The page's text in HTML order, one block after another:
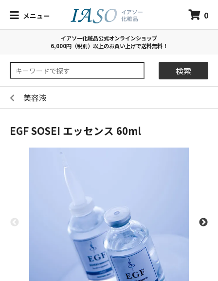
メニュー 0
イアソー化粧品公式オンラインショップ
6,000円（税別）以上のお買い上げで送料無料！
検索
美容液
EGF SOSEI エッセンス 60ml